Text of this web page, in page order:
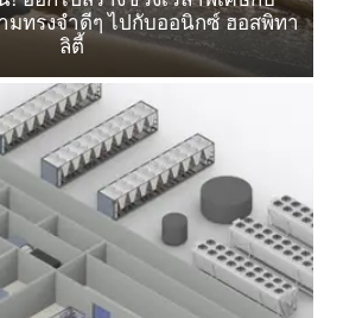
มทรงจำดีๆ ไปกับออนิกซ์ ฮอสพิทา
ลิตี้